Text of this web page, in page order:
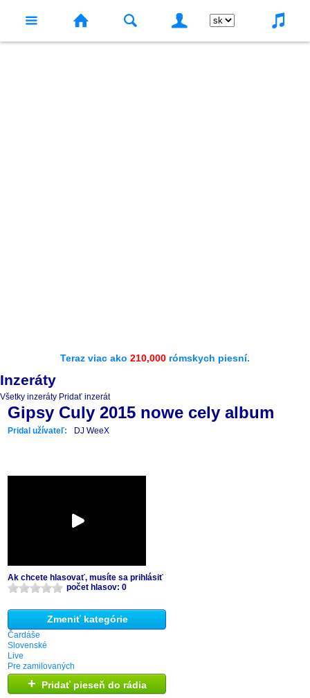
Teraz viac ako 210,000 rómskych piesní.
Inzeráty
Všetky inzeráty Pridať inzerát
Gipsy Culy 2015 nowe cely album
Pridal užívateľ: DJ WeeX
Ak chcete hlasovať, musíte sa prihlásiť
počet hlasov: 0
Zmeniť kategórie
Čardáše
Slovenské
Live
Pre zamilovaných
+ Pridať pieseň do rádia